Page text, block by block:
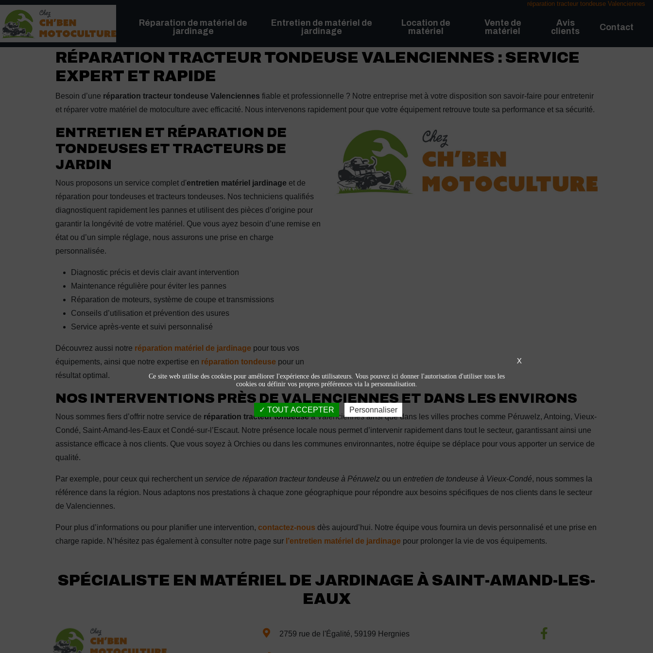
réparation tracteur tondeuse Valenciennes
Réparation de matériel de
jardinage
Entretien de matériel de
jardinage
Location de
matériel
Vente de
matériel
Avis
clients
Contact
RÉPARATION TRACTEUR TONDEUSE VALENCIENNES : SERVICE
EXPERT ET RAPIDE
Besoin d’une réparation tracteur tondeuse Valenciennes fiable et professionnelle ? Notre entreprise met à votre disposition son savoir-faire pour entretenir
et réparer votre matériel de motoculture avec efficacité. Nous intervenons rapidement pour que votre équipement retrouve toute sa performance et sa sécurité.
ENTRETIEN ET RÉPARATION DE
TONDEUSES ET TRACTEURS DE
JARDIN
Nous proposons un service complet d'entretien matériel jardinage et de
réparation pour tondeuses et tracteurs tondeuses. Nos techniciens qualifiés
diagnostiquent rapidement les pannes et utilisent des pièces d’origine pour
garantir la longévité de votre matériel. Que vous ayez besoin d’une remise en
état ou d’un simple réglage, nous assurons une prise en charge
personnalisée.
Diagnostic précis et devis clair avant intervention
Maintenance régulière pour éviter les pannes
Réparation de moteurs, système de coupe et transmissions
Conseils d’utilisation et prévention des usures
Service après-vente et suivi personnalisé
Découvrez aussi notre réparation matériel de jardinage pour tous vos
équipements, ainsi que notre expertise en réparation tondeuse pour un
résultat optimal.
NOS INTERVENTIONS PRÈS DE VALENCIENNES ET DANS LES ENVIRONS
Nous sommes fiers d’offrir notre service de réparation tracteur tondeuseà Valenciennes ainsi que dans les villes proches comme Péruwelz, Antoing, Vieux-
Condé, Saint-Amand-les-Eaux et Condé-sur-l’Escaut. Notre présence locale nous permet d’intervenir rapidement dans tout le secteur, garantissant ainsi une
assistance efficace à nos clients. Que vous soyez à Orchies ou dans les communes environnantes, notre équipe se déplace pour vous apporter un service de
qualité.
Par exemple, pour ceux qui recherchent un service de réparation tracteur tondeuse à Péruwelz ou un entretien de tondeuse à Vieux-Condé, nous sommes la
référence dans la région. Nous adaptons nos prestations à chaque zone géographique pour répondre aux besoins spécifiques de nos clients dans le secteur
de Valenciennes.
Pour plus d’informations ou pour planifier une intervention, contactez-nous dès aujourd’hui. Notre équipe vous fournira un devis personnalisé et une prise en
charge rapide. N’hésitez pas également à consulter notre page sur l’entretien matériel de jardinage pour prolonger la vie de vos équipements.
SPÉCIALISTE EN MATÉRIEL DE JARDINAGE À SAINT-AMAND-LES-
EAUX
2759 rue de l'Égalité, 59199 Hergnies
Panneau de gestion des cookies
X
Ce site web utilise des cookies pour améliorer l'expérience des utilisateurs. Vous pouvez ici donner l'autorisation d'utiliser tous les
cookies ou définir vos propres préférences via la personnalisation.
TOUT ACCEPTER Personnaliser